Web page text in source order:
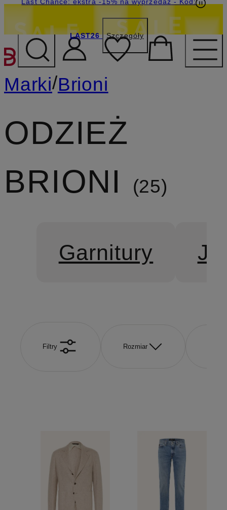
PRZEJDŹ DO GŁÓWNEJ
LAST26 Szczegóły
Marki/Brioni
ODZIEŻ
BRIONI
25
Garnitury
Filtry Rozmiar